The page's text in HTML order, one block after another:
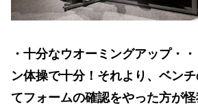
・十分なウオーミングアップ・
ン体操で十分！それより、ベン
てフォームの確認をやった方が